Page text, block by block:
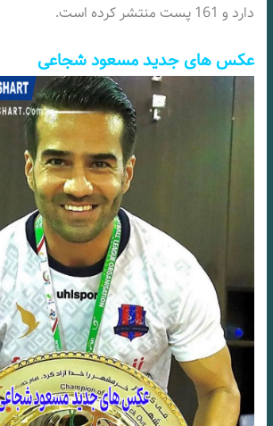
دارد و 161 پست منتشر کرده است.
عکس های جدید مسعود شجاعی